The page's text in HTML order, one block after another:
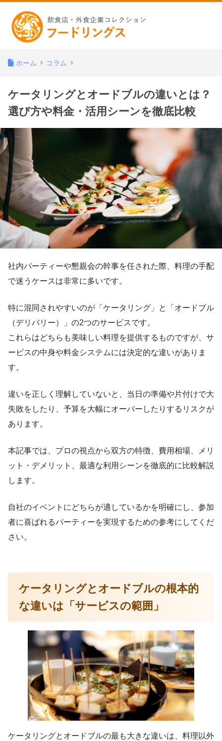
ホーム コラム
ケータリングとオードブルの違いとは？
選び方や料金・活用シーンを徹底比較
社内パーティーや懇親会の幹事を任された際、料理の手配
で迷うケースは非常に多いです。
特に混同されやすいのが「ケータリング」と「オードブル
（デリバリー）」の2つのサービスです。
これらはどちらも美味しい料理を提供するものですが、サ
ービスの中身や料金システムには決定的な違いがありま
す。
違いを正しく理解していないと、当日の準備や片付けで大
失敗をしたり、予算を大幅にオーバーしたりするリスクが
あります。
本記事では、プロの視点から双方の特徴、費用相場、メリ
ット・デメリット、最適な利用シーンを徹底的に比較解説
します。
自社のイベントにどちらが適しているかを明確にし、参加
者に喜ばれるパーティーを実現するための参考にしてくだ
さい。
ケータリングとオードブルの根本的
な違いは「サービスの範囲」
ケータリングとオードブルの最も大きな違いは、料理以外